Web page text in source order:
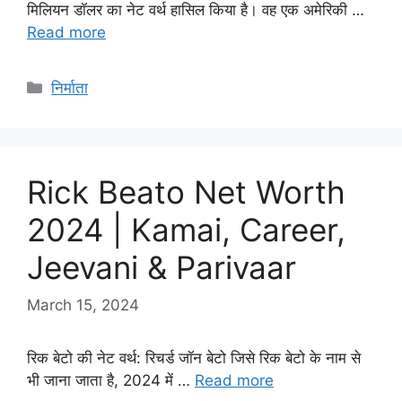
मिलियन डॉलर का नेट वर्थ हासिल किया है। वह एक अमेरिकी …
Read more
Categories
निर्माता
Rick Beato Net Worth
2024 | Kamai, Career,
Jeevani & Parivaar
March 15, 2024
रिक बेटो की नेट वर्थ: रिचर्ड जॉन बेटो जिसे रिक बेटो के नाम से
भी जाना जाता है, 2024 में … Read more